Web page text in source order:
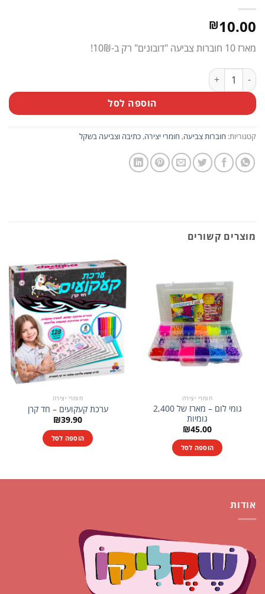
₪10.00
מארז 10 חוברות צביעה "דובונים" רק ב-10₪!
כמות של מארז 10 חוברות צביעה דובונים
הוספה לסל
קטגוריות: חוברות צביעה, חומרי יצירה, כתיבה וצביעה בשקל
מוצרים קשורים
חומרי יצירה
גומי לום – מארז של 2,400
גומיות
₪45.00
הוספה לסל
חומרי יצירה
ערכת קעקועים – חד קרן
₪39.90
הוספה לסל
אודות